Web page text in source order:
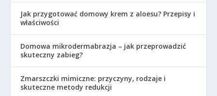
Jak przygotować domowy krem z aloesu? Przepisy i
właściwości
Domowa mikrodermabrazja – jak przeprowadzić
skuteczny zabieg?
Zmarszczki mimiczne: przyczyny, rodzaje i
skuteczne metody redukcji